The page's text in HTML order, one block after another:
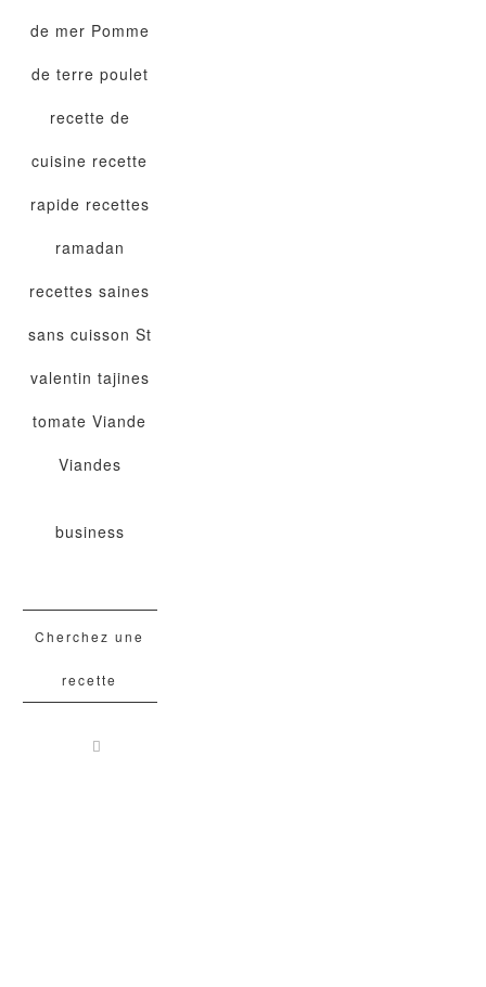
de mer Pomme
de terre poulet
recette de
cuisine recette
rapide recettes
ramadan
recettes saines
sans cuisson St
valentin tajines
tomate Viande
Viandes
business
Cherchez une
recette